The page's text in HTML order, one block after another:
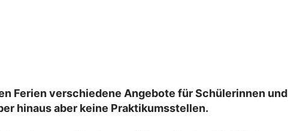
Ferien verschiedene Angebote für Schülerinnen und
hinaus aber keine Praktikumsstellen.